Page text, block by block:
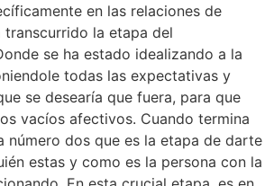
en las relaciones de
transcurrido la etapa del
se ha estado idealizando a la
todas las expectativas y
se desearía que fuera, para que
vacíos afectivos. Cuando termina
número dos que es la etapa de darte
estas y como es la persona con la